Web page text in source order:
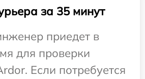
за 35 минут
приедет в
для проверки
Если потребуется